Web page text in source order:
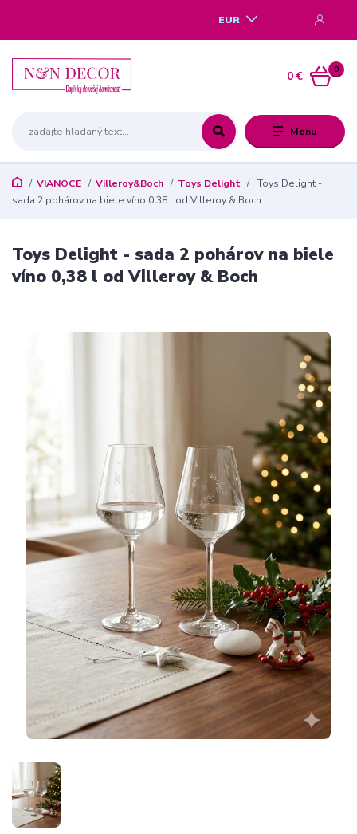
Menu
EUR
0
0 €
VIANOCE Villeroy&Boch Toys Delight
Toys Delight -
sada 2 pohárov na biele víno 0,38 l od Villeroy & Boch
Toys Delight - sada 2 pohárov na biele
víno 0,38 l od Villeroy & Boch